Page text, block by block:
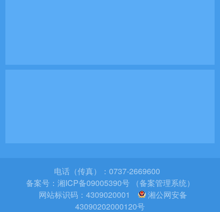
电话（传真）：0737-2669600
备案号： 湘ICP备09005390号 （备案管理系统）
网站标识码：4309020001
湘公网安备
43090202000120号